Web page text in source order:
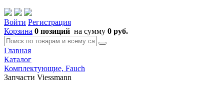
Войти Регистрация
Корзина 0 позиций на сумму 0 руб.
Главная
Каталог
Комплектующие, Fauch
Запчасти Viessmann